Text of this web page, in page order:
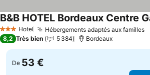
3 ÉtoilesHotel Hébergements adaptés aux familles
B&B HOTEL Bordeaux Centre
8,2 Très bien 5 384 Bordeaux
De 53 €